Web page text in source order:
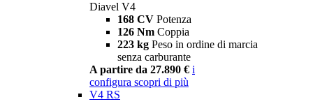
Diavel V4
168 CV Potenza
126 Nm Coppia
223 kg Peso in ordine di marcia
senza carburante
A partire da 27.890 € i
configura scopri di più
V4 RS